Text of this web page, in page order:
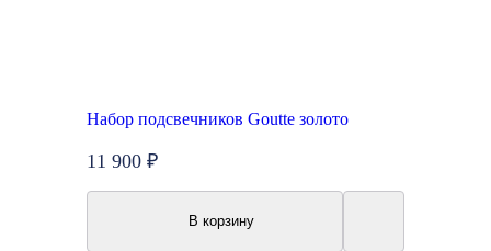
Набор подсвечников Goutte золото
11 900 ₽
В корзину